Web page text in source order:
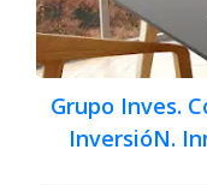
Grupo Inves.
InversióN.